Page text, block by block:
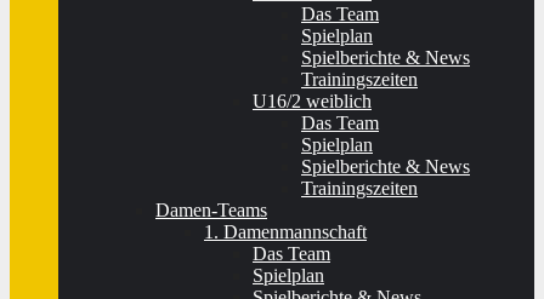
Das Team
Spielplan
Spielberichte & News
Trainingszeiten
U16/2 weiblich
Das Team
Spielplan
Spielberichte & News
Trainingszeiten
Damen-Teams
1. Damenmannschaft
Das Team
Spielplan